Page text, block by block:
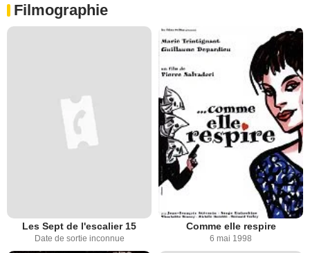
Filmographie
Les Sept de l'escalier 15
Date de sortie inconnue
Comme elle respire
6 mai 1998